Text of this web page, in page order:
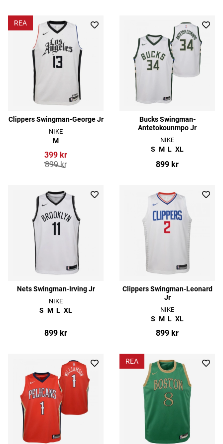
REA
Clippers Swingman-George Jr
NIKE
M
399 kr
899 kr
Bucks Swingman-
Antetokounmpo Jr
NIKE
S M L XL
899 kr
Nets Swingman-Irving Jr
NIKE
S M L XL
899 kr
Clippers Swingman-Leonard
Jr
NIKE
S M L XL
899 kr
REA